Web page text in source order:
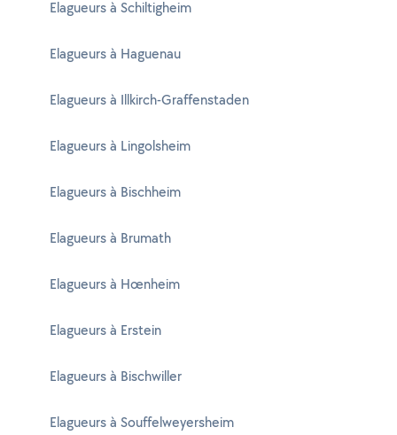
Elagueurs à Schiltigheim
Elagueurs à Haguenau
Elagueurs à Illkirch-Graffenstaden
Elagueurs à Lingolsheim
Elagueurs à Bischheim
Elagueurs à Brumath
Elagueurs à Hœnheim
Elagueurs à Erstein
Elagueurs à Bischwiller
Elagueurs à Souffelweyersheim